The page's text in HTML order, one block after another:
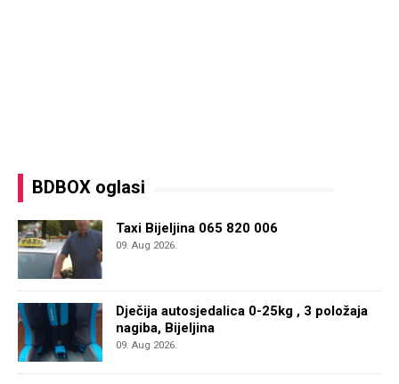
BDBOX oglasi
Taxi Bijeljina 065 820 006
09. Aug 2026.
Dječija autosjedalica 0-25kg , 3 položaja
nagiba, Bijeljina
09. Aug 2026.